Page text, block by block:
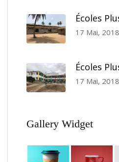
Écoles
17 Mai, 2018
Écoles
17 Mai, 2018
Gallery Widget